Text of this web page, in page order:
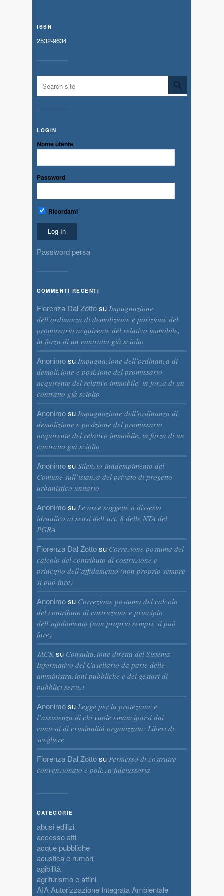
ISSN
2532-9634
LOGIN
Nome utente
Password
Ricordami
Password persa
COMMENTI RECENTI
Fiorenza Dal Zottosu Impugnazione
dell’ordinanza di demolizione e posizione del
promissario acquirente del relativo immobile,
in forza di un contratto già sciolto
Anonimosu Impugnazione dell’ordinanza di
demolizione e posizione del promissario
acquirente del relativo immobile, in forza di un
contratto già sciolto
Anonimosu Impugnazione dell’ordinanza di
demolizione e posizione del promissario
acquirente del relativo immobile, in forza di un
contratto già sciolto
Anonimosu Silenzio-inadempimento del
Comune sull’istanza del privato di progetto
urbanistico unitario
Anonimosu Le aree soggette a dissesto
idraulico ai sensi dell’art. 8 delle NTA del
PGRA
Fiorenza Dal Zottosu Correzione postuma del
calcolo del contributo di costruzione e
principio dell’affidamento (non proprio sempre
si può fare)
Anonimosu Correzione postuma del calcolo
del contributo di costruzione e principio
dell’affidamento (non proprio sempre si può
fare)
JACKsu Consultazione diretta del Sistema
Informativo del Casellario da parte delle
amministrazioni pubbliche e dei gestori di
pubblici servizi
Anonimosu Legge per la protezione e
l’assistenza di chi vuole emanciparsi dai
contesti di criminalità organizzata: Liberi di
scegliere
Fiorenza Dal Zottosu Permesso di costruire
convenzionato e polizza fideiussoria
CATEGORIE
abusi edilizi
accesso atti
acque pubbliche
acustica e rumori
agibilità
agriturismo e affini
AIA Autorizzazione Integrata Ambientale